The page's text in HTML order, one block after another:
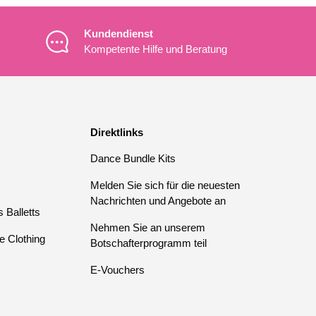
Kundendienst
Kompetente Hilfe und Beratung
Balletts
Clothing
Direktlinks
Dance Bundle Kits
Melden Sie sich für die neuesten
Nachrichten und Angebote an
Nehmen Sie an unserem
Botschafterprogramm teil
E-Vouchers